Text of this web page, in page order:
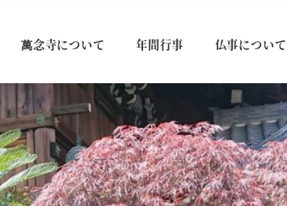
萬念寺について 年間行事 仏事について